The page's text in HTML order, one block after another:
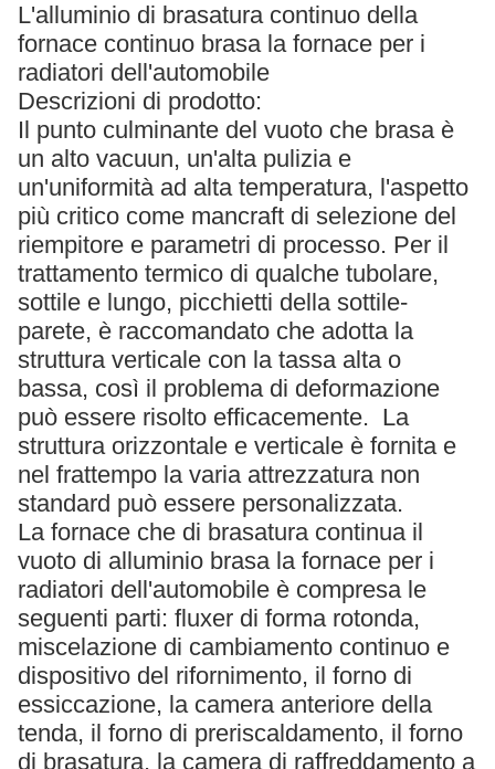
L'alluminio di brasatura continuo della
fornace continuo brasa la fornace per i
radiatori dell'automobile
Descrizioni di prodotto:
Il punto culminante del vuoto che brasa è
un alto vacuun, un'alta pulizia e
un'uniformità ad alta temperatura, l'aspetto
più critico come mancraft di selezione del
riempitore e parametri di processo. Per il
trattamento termico di qualche tubolare,
sottile e lungo, picchietti della sottile-
parete, è raccomandato che adotta la
struttura verticale con la tassa alta o
bassa, così il problema di deformazione
può essere risolto efficacemente. La
struttura orizzontale e verticale è fornita e
nel frattempo la varia attrezzatura non
standard può essere personalizzata.
La fornace che di brasatura continua il
vuoto di alluminio brasa la fornace per i
radiatori dell'automobile è compresa le
seguenti parti: fluxer di forma rotonda,
miscelazione di cambiamento continuo e
dispositivo del rifornimento, il forno di
essiccazione, la camera anteriore della
tenda, il forno di preriscaldamento, il forno
di brasatura, la camera di raffreddamento a